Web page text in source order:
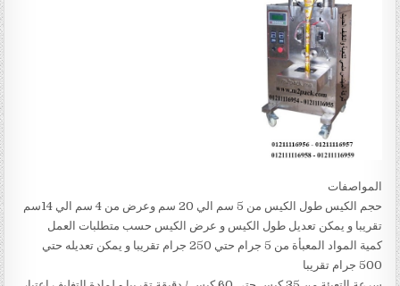
المواصفات
حجم الكيس طول الكيس من 5 سم الي 20 سم وعرض من 4 سم الي 14سم
تقريبا و يمكن تعديل طول الكيس و عرض الكيس حسب متطلبات العمل
كمية المواد المعبأة من 5 جرام حتي 250 جرام تقريبا و يمكن تعديله حتي
500 جرام تقريبا